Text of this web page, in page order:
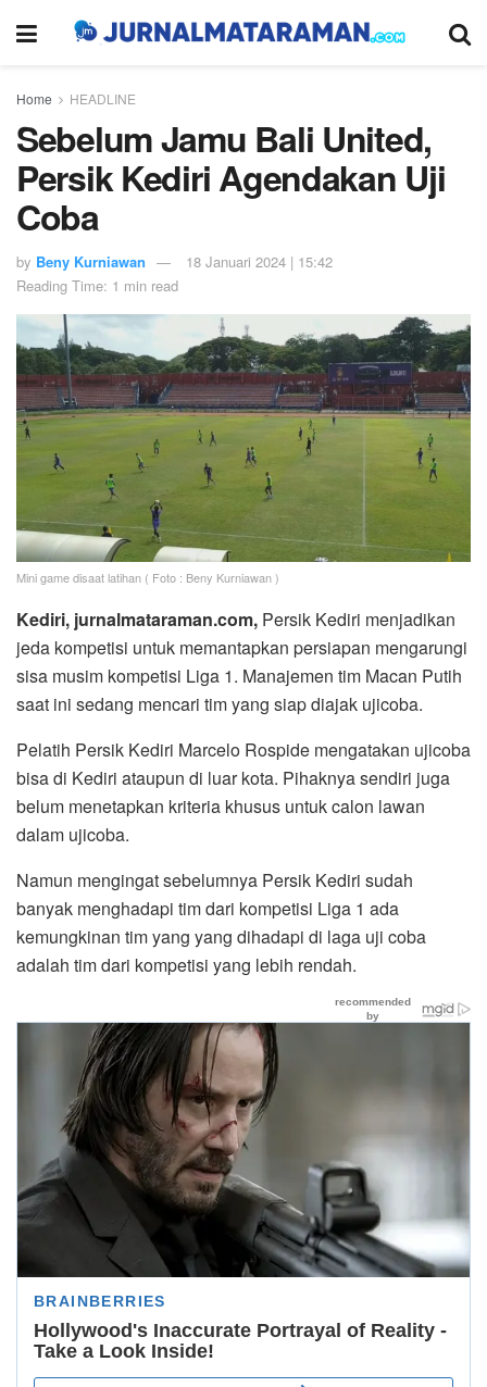
Home HEADLINE
Sebelum Jamu Bali United,
Persik Kediri Agendakan Uji
Coba
by Beny Kurniawan
18 Januari 2024 | 15:42
Reading Time: 1 min read
Mini game disaat latihan ( Foto : Beny Kurniawan )
Kediri, jurnalmataraman.com, Persik Kediri menjadikan
jeda kompetisi untuk memantapkan persiapan mengarungi
sisa musim kompetisi Liga 1. Manajemen tim Macan Putih
saat ini sedang mencari tim yang siap diajak ujicoba.
Pelatih Persik Kediri Marcelo Rospide mengatakan ujicoba
bisa di Kediri ataupun di luar kota. Pihaknya sendiri juga
belum menetapkan kriteria khusus untuk calon lawan
dalam ujicoba.
Namun mengingat sebelumnya Persik Kediri sudah
banyak menghadapi tim dari kompetisi Liga 1 ada
kemungkinan tim yang yang dihadapi di laga uji coba
adalah tim dari kompetisi yang lebih rendah.